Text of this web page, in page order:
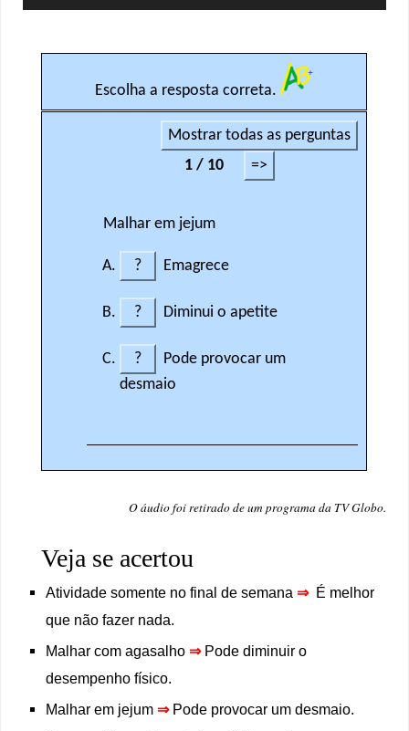
de
O áudio foi retirado de um programa da TV Globo.
Veja se acertou
Atividade somente no final de semana ⇒É melhor
que não fazer nada.
Malhar com agasalho ⇒Pode diminuir o
desempenho físico.
Malhar em jejum ⇒Pode provocar um desmaio.